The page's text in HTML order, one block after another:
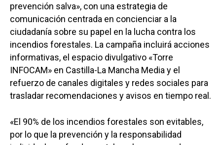
prevención salva», con una estrategia de
comunicación centrada en concienciar a la
ciudadanía sobre su papel en la lucha contra los
incendios forestales. La campaña incluirá acciones
informativas, el espacio divulgativo «Torre
INFOCAM» en Castilla-La Mancha Media y el
refuerzo de canales digitales y redes sociales para
trasladar recomendaciones y avisos en tiempo real.
«El 90% de los incendios forestales son evitables,
por lo que la prevención y la responsabilidad